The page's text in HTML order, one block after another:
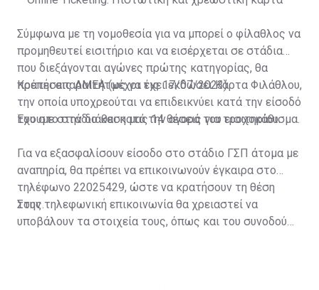
Σύμφωνα με τη νομοθεσία για να μπορεί ο φίλαθλος να
προμηθευτεί εισιτήριο και να εισέρχεται σε στάδια
που διεξάγονται αγώνες πρώτης κατηγορίας, θα
πρέπει απαραιτήτως να έχει εκδώσει Κάρτα Φιλάθλου,
την οποία υποχρεούται να επιδεικνύει κατά την είσοδό
του στο στάδιο και κατά την αγορά του εισιτηρίου.
Κρατήσεις ΑΜΕΑ (μέχρι τις 17/07/2023)
Έχουμε στην διάθεση μας 14 θέσεις για τροχοκάθισμα.
Για να εξασφαλίσουν είσοδο στο στάδιο ΓΣΠ άτομα με
αναπηρία, θα πρέπει να επικοινωνούν έγκαιρα στο
τηλέφωνο 22025429, ώστε να κρατήσουν τη θέση
τους.
Στην τηλεφωνική επικοινωνία θα χρειαστεί να
υποβάλουν τα στοιχεία τους, όπως και του συνοδού